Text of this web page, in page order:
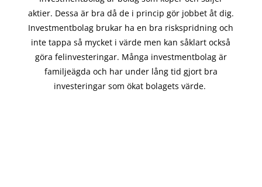
aktier. Dessa är bra då de i princip görjobbet åt dig.
Investmentbolag brukar ha en bra riskspridning och
inte tappa så mycket i värde men kan såklart också
göra felinvesteringar. Många investmentbolag är
familjeägda och har under lång tid gjort bra
investeringar som ökat bolagets värde.